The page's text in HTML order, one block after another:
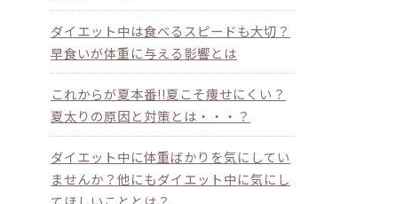
ダイエット中は食べるスピードも大切？
早食いが体重に与える影響とは
これからが夏本番!!夏こそ痩せにくい？
夏太りの原因と対策とは・・・？
ダイエット中に体重ばかりを気にしてい
ませんか？他にもダイエット中に気にし